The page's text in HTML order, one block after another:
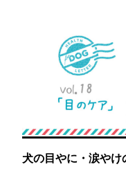
犬の目やに・涙やけ